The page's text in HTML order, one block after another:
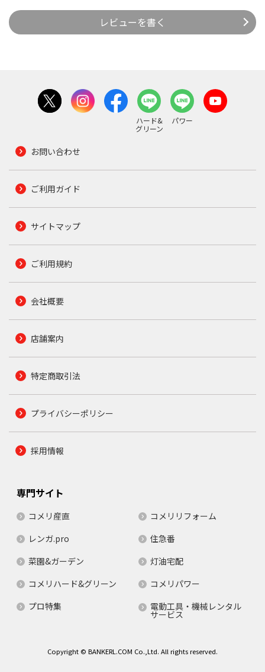
レビューを書く
ハード&
グリーン
パワー
お問い合わせ
ご利用ガイド
サイトマップ
ご利用規約
会社概要
店舗案内
特定商取引法
プライバシーポリシー
採用情報
専門サイト
コメリ産直
コメリリフォーム
レンガ.pro
住急番
菜園&ガーデン
灯油宅配
コメリハード&グリーン
コメリパワー
プロ特集
電動工具・機械レンタル
サービス
Copyright © BANKERL.COM Co.,Ltd. All rights reserved.